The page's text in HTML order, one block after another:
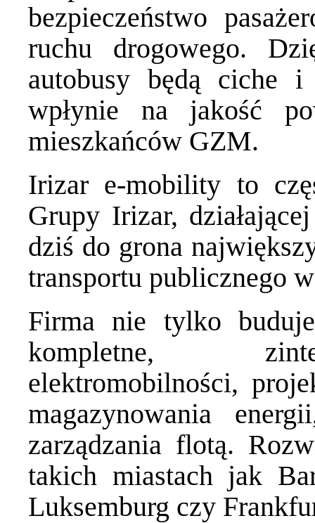
bezpieczeństwo
ruchu drogowego.
autobusy będą ciche i
wpłynie na jakość
mieszkańców GZM.
Irizar e-mobility to
Grupy Irizar,
dziś do grona
transportu publicznego
Firma nie tylko
kompletne,
elektromobilności,
magazynowania
zarządzania flotą.
takich miastach jak
Luksemburg czy